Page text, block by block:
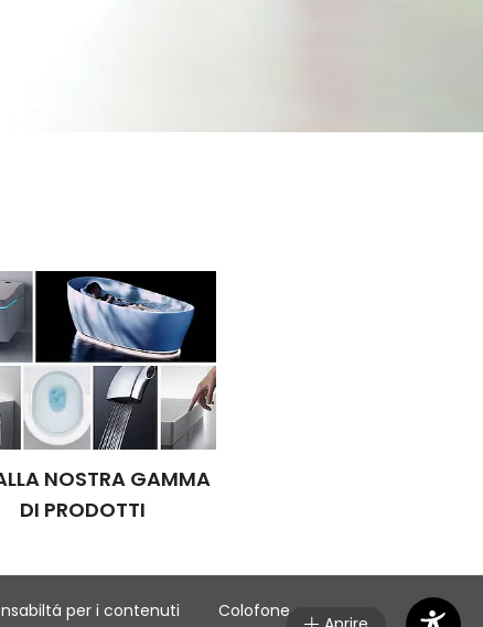
NOSTRA GAMMA
DI PRODOTTI
per i contenuti Colofone